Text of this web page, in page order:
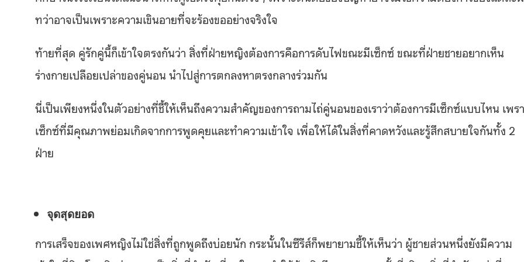
ทว่าอาจเป็นเพราะความเขินอายที่จะร้องขออย่างจริงใจ
ท้ายที่สุด คู่รักคู่นี้ก็เข้าใจตรงกันว่า สิ่งที่ฝ่ายหญิงต้องการคือการดับไฟขณะมีเซ็กซ์ ขณะที่ฝ่ายชายอยากเห็น
ร่างกายเปลือยเปล่าของคู่นอน นำไปสู่การตกลงหาตรงกลางร่วมกัน
นี่เป็นเพียงหนึ่งในตัวอย่างที่ชี้ให้เห็นถึงความสำคัญของการถามไถ่คู่นอนของเราว่าต้องการมีเซ็กซ์แบบไหน เพร
เซ็กซ์ที่มีคุณภาพย่อมเกิดจากการพูดคุยและทำความเข้าใจ เพื่อให้ได้ในสิ่งที่คาดหวังและรู้สึกสบายใจกันทั้ง 2
ฝ่าย
จุดสุดยอด
การเสร็จของเพศหญิงไม่ใช่สิ่งที่ถูกพูดถึงบ่อยนัก กระนั้นในซีรีส์ก็พยายามชี้ให้เห็นว่า ผู้ชายส่วนหนึ่งยังมีความ